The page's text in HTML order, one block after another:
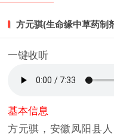
方元骐(生命缘中草药制
一键收听
基本信息
方元骐，安徽凤阳县